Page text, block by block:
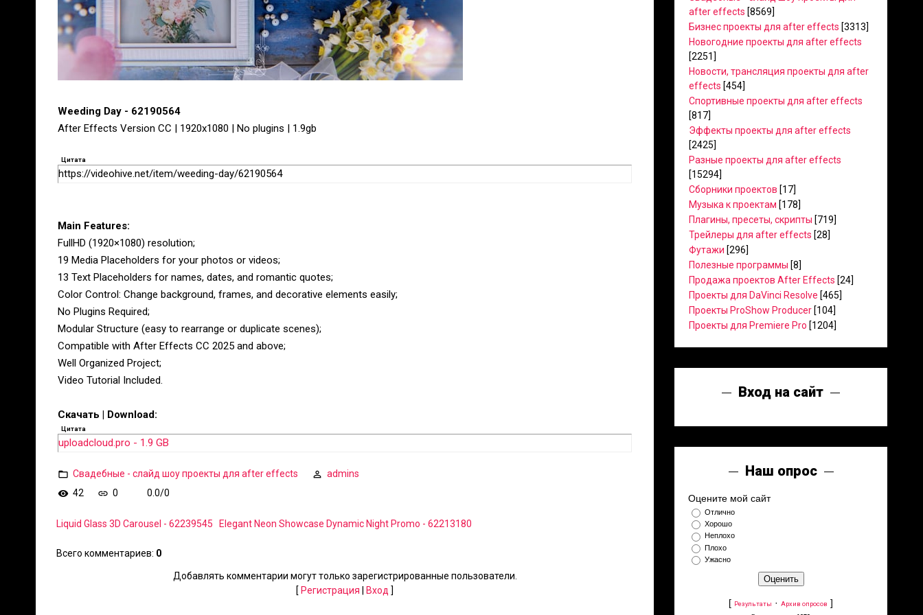
Weeding Day - 62190564
After Effects Version CC | 1920x1080 | No plugins | 1.9gb
Цитата
https://videohive.net/item/weeding-day/62190564
Main Features:
FullHD (1920×1080) resolution;
19 Media Placeholders for your photos or videos;
13 Text Placeholders for names, dates, and romantic quotes;
Color Control: Change background, frames, and decorative elements easily;
No Plugins Required;
Modular Structure (easy to rearrange or duplicate scenes);
Compatible with After Effects CC 2025 and above;
Well Organized Project;
Video Tutorial Included.
Скачать | Download:
Цитата
uploadcloud.pro - 1.9 GB
Свадебные - слайд шоу проекты для after effects
admins
42
0 0.0/0
Liquid Glass 3D Carousel - 62239545 Elegant Neon Showcase Dynamic Night Promo - 62213180
Всего комментариев: 0
Добавлять комментарии могут только зарегистрированные пользователи.
[ Регистрация Вход ]
after effects [8569]
Бизнес проекты для after effects [3313]
Новогодние проекты для after effects
[2251]
Новости, трансляция проекты для after
effects [454]
Спортивные проекты для after effects
[817]
Эффекты проекты для after effects
[2425]
Разные проекты для after effects
[15294]
Сборники проектов [17]
Музыка к проектам [178]
Плагины, пресеты, скрипты [719]
Трейлеры для after effects [28]
Футажи [296]
Полезные программы [8]
Продажа проектов After Effects [24]
Проекты для DaVinci Resolve [465]
Проекты ProShow Producer [104]
Проекты для Premiere Pro [1204]
Вход на сайт
Наш опрос
Оцените мой сайт
Отлично
Хорошо
Неплохо
Плохо
Ужасно
[ Результаты · Архив опросов ]